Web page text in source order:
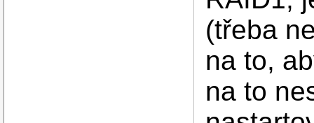
(třeba
na to,
na to